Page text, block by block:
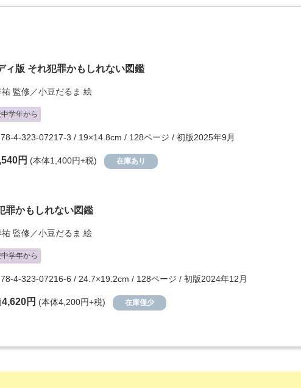
ィ版 それ犯罪かもしれない図鑑
祐 監修／小豆だるま 絵
学年から
4-323-07217-3 / 19×14.8cm / 128ページ / 初版2025年9月
円 (本体1,400円+税) 在庫あり
罪かもしれない図鑑
祐 監修／小豆だるま 絵
学年から
4-323-07216-6 / 24.7×19.2cm / 128ページ / 初版2024年12月
4,620円 (本体4,200円+税) 在庫僅少